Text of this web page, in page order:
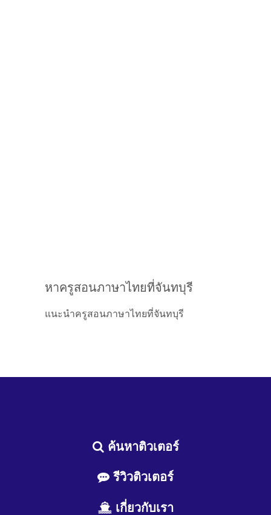
หาครูสอนภาษาไทยที่จันทบุรี
แนะนำครูสอนภาษาไทยที่จันทบุรี
ค้นหาติวเตอร์
รีวิวติวเตอร์
เกี่ยวกับเรา